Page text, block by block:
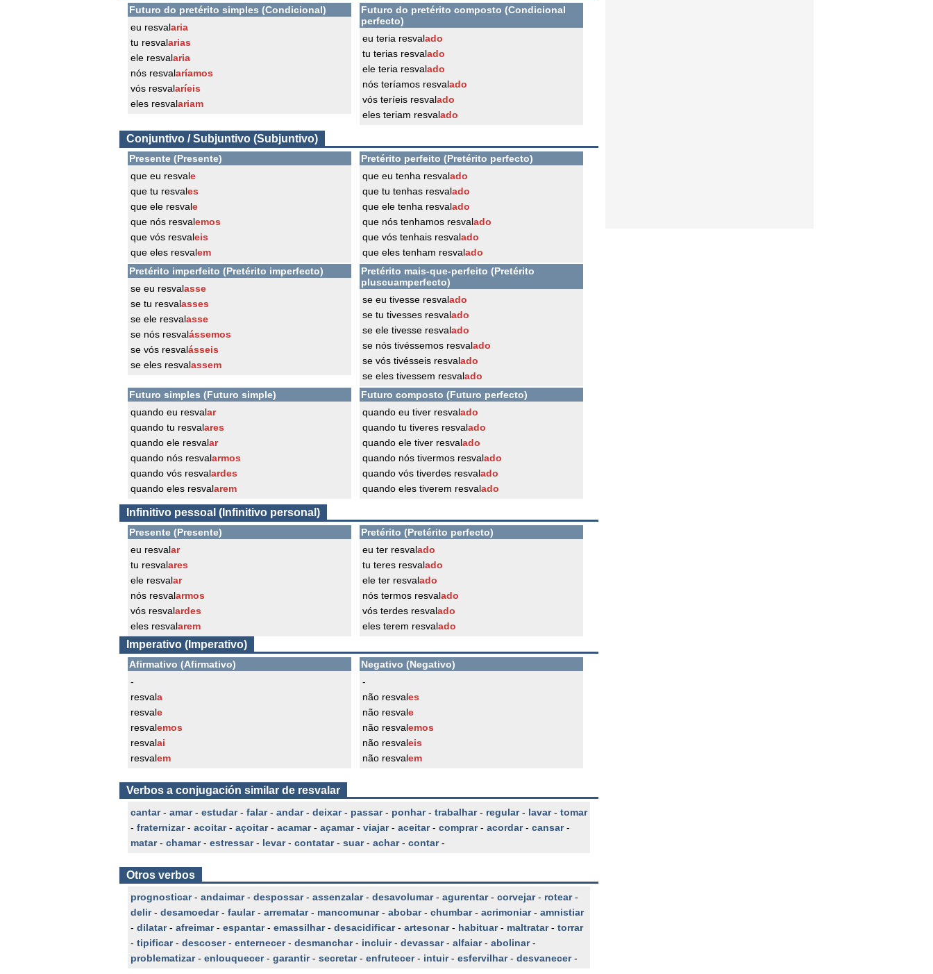
Futuro do pretérito simples (Condicional)
eu resvalaria
tu resvalarias
ele resvalaria
nós resvalaríamos
vós resvalaríeis
eles resvalariam
Futuro do pretérito composto (Condicional
perfecto)
eu teria resvalado
tu terias resvalado
ele teria resvalado
nós teríamos resvalado
vós teríeis resvalado
eles teriam resvalado
Conjuntivo / Subjuntivo (Subjuntivo)
Presente (Presente)
que eu resvale
que tu resvales
que ele resvale
que nós resvalemos
que vós resvaleis
que eles resvalem
Pretérito perfeito (Pretérito perfecto)
que eu tenha resvalado
que tu tenhas resvalado
que ele tenha resvalado
que nós tenhamos resvalado
que vós tenhais resvalado
que eles tenham resvalado
Pretérito imperfeito (Pretérito imperfecto)
se eu resvalasse
se tu resvalasses
se ele resvalasse
se nós resvalássemos
se vós resvalásseis
se eles resvalassem
Pretérito mais-que-perfeito (Pretérito
pluscuamperfecto)
se eu tivesse resvalado
se tu tivesses resvalado
se ele tivesse resvalado
se nós tivéssemos resvalado
se vós tivésseis resvalado
se eles tivessem resvalado
Futuro simples (Futuro simple)
quando eu resvalar
quando tu resvalares
quando ele resvalar
quando nós resvalarmos
quando vós resvalardes
quando eles resvalarem
Futuro composto (Futuro perfecto)
quando eu tiver resvalado
quando tu tiveres resvalado
quando ele tiver resvalado
quando nós tivermos resvalado
quando vós tiverdes resvalado
quando eles tiverem resvalado
Infinitivo pessoal (Infinitivo personal)
Presente (Presente)
eu resvalar
tu resvalares
ele resvalar
nós resvalarmos
vós resvalardes
eles resvalarem
Pretérito (Pretérito perfecto)
eu ter resvalado
tu teres resvalado
ele ter resvalado
nós termos resvalado
vós terdes resvalado
eles terem resvalado
Imperativo (Imperativo)
Afirmativo (Afirmativo)
-
resvala
resvale
resvalemos
resvalai
resvalem
Negativo (Negativo)
-
não resvales
não resvale
não resvalemos
não resvaleis
não resvalem
Verbos a conjugación similar de resvalar
cantar- amar- estudar- falar- andar- deixar- passar- ponhar- trabalhar- regular- lavar- tomar
- fraternizar- acoitar- açoitar- acamar- açamar- viajar- aceitar- comprar- acordar- cansar-
matar- chamar- estressar- levar- contatar- suar- achar- contar-
Otros verbos
prognosticar- andaimar- despossar- assenzalar- desavolumar- agurentar- corvejar- rotear-
delir- desamoedar- faular- arrematar- mancomunar- abobar- chumbar- acrimoniar- amnistiar
- dilatar- afreimar- espantar- emassilhar- desacidificar- artesonar- habituar- maltratar- torrar
- tipificar- descoser- enternecer- desmanchar- incluir- devassar- alfaiar- abolinar-
problematizar- enlouquecer- garantir- secretar- enfrutecer- intuir- esfervilhar- desvanecer-